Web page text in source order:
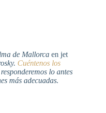
de Mallorca en jet
Cuéntenos los
lo antes
más adecuadas.